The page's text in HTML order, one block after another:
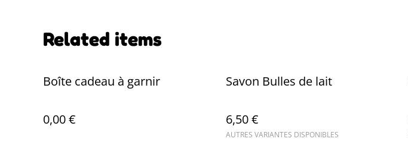
Related items
Boîte cadeau à garnir
0,00 €
Savon Bulles de lait
6,50 €
AUTRES VARIANTES DISPONIBLES